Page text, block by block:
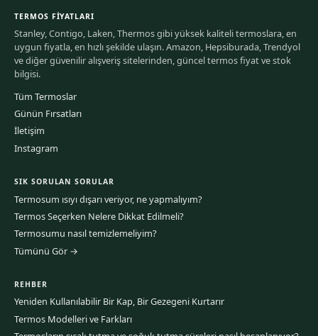
TERMOS FIYATLARI
Stanley, Contigo, Laken, Thermos gibi yüksek kaliteli termoslara, en
uygun fiyatla, en hızlı şekilde ulaşın. Amazon, Hepsiburada, Trendyol
ve diğer güvenilir alışveriş sitelerinden, güncel termos fiyat ve stok
bilgisi.
Tüm Termoslar
Günün Fırsatları
İletişim
Instagram
SIK SORULAN SORULAR
Termosum ısıyı dışarı veriyor, ne yapmalıyım?
Termos Seçerken Nelere Dikkat Edilmeli?
Termosumu nasıl temizlemeliyim?
Tümünü Gör →
REHBER
Yeniden Kullanılabilir Bir Kap, Bir Gezegeni Kurtarır
Termos Modelleri ve Farkları